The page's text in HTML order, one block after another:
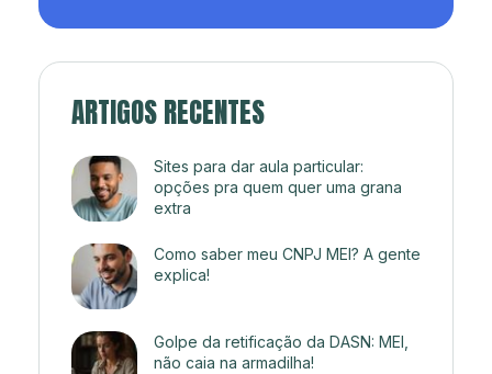
ARTIGOS RECENTES
Sites para dar aula particular:
opções pra quem quer uma grana
extra
Como saber meu CNPJ MEI? A gente
explica!
Golpe da retificação da DASN: MEI,
não caia na armadilha!